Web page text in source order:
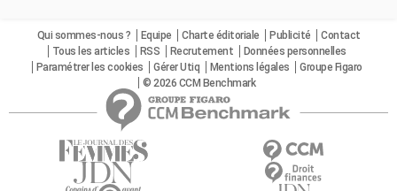
Qui sommes-nous ? Equipe Charte éditoriale Publicité
Contact
Tous les articles
RSS Recrutement
Données personnelles
Paramétrer les cookies
Gérer Utiq Mentions légales
Groupe Figaro
© 2026 CCM Benchmark